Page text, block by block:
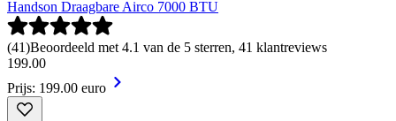
Handson Draagbare Airco 7000 BTU
(41)Beoordeeld met 4.1 van de 5 sterren, 41 klantreviews
199.00
Prijs: 199.00 euro